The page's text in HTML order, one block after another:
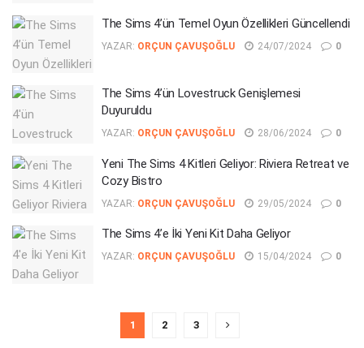
The Sims 4’ün Temel Oyun Özellikleri Güncellendi
YAZAR: ORÇUN ÇAVUŞOĞLU 24/07/2024 0
The Sims 4’ün Lovestruck Genişlemesi
Duyuruldu
YAZAR: ORÇUN ÇAVUŞOĞLU 28/06/2024 0
Yeni The Sims 4 Kitleri Geliyor: Riviera Retreat ve
Cozy Bistro
YAZAR: ORÇUN ÇAVUŞOĞLU 29/05/2024 0
The Sims 4’e İki Yeni Kit Daha Geliyor
YAZAR: ORÇUN ÇAVUŞOĞLU 15/04/2024 0
1 2 3